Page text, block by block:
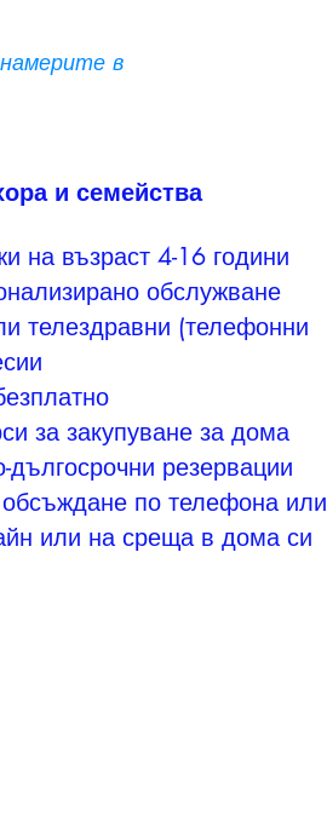
в
и семейства
на възраст 4-16 години
обслужване
телездравни (телефонни
за закупуване за дома
дългосрочни резервации
по телефона или
или на среща в дома си